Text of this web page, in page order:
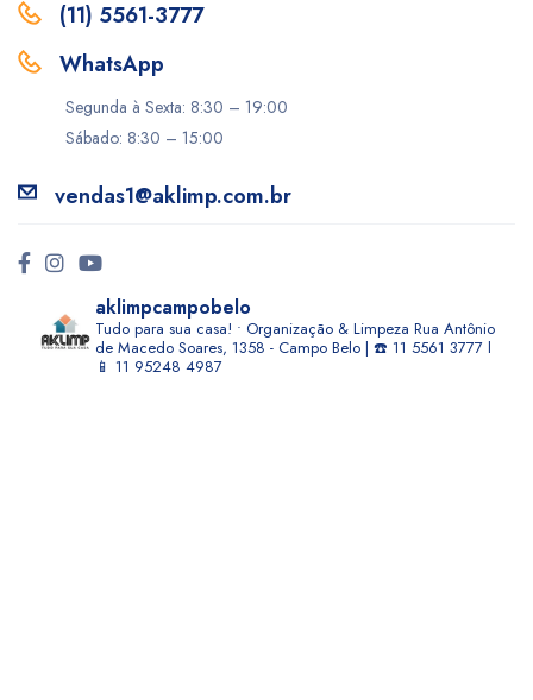
(11) 5561-3777
WhatsApp
Segunda à Sexta: 8:30 – 19:00
Sábado: 8:30 – 15:00
vendas1@aklimp.com.br
aklimpcampobelo
Tudo para sua casa! • Organização & Limpeza Rua Antônio
de Macedo Soares, 1358 - Campo Belo | ☎️ 11 5561 3777 l
📱 11 95248 4987